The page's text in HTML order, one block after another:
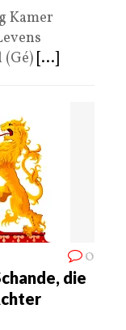
Kamer
(Gé) [...]
0
die